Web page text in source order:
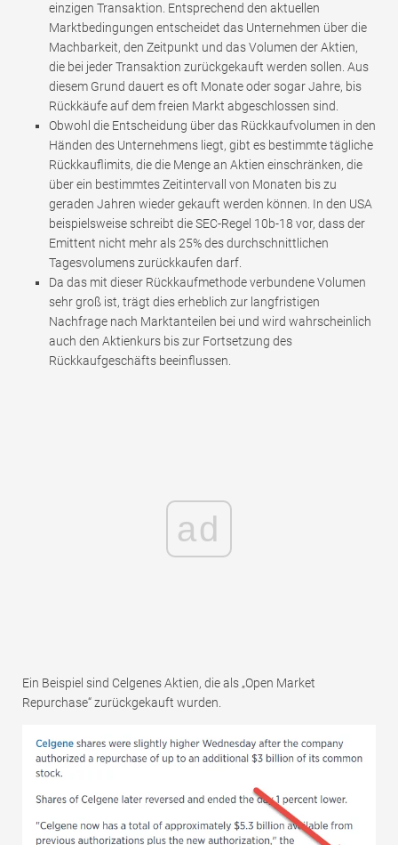
einzigen Transaktion. Entsprechend den aktuellen
Marktbedingungen entscheidet das Unternehmen über die
Machbarkeit, den Zeitpunkt und das Volumen der Aktien,
die bei jeder Transaktion zurückgekauft werden sollen. Aus
diesem Grund dauert es oft Monate oder sogar Jahre, bis
Rückkäufe auf dem freien Markt abgeschlossen sind.
Obwohl die Entscheidung über das Rückkaufvolumen in den
Händen des Unternehmens liegt, gibt es bestimmte tägliche
Rückkauflimits, die die Menge an Aktien einschränken, die
über ein bestimmtes Zeitintervall von Monaten bis zu
geraden Jahren wieder gekauft werden können. In den USA
beispielsweise schreibt die SEC-Regel 10b-18 vor, dass der
Emittent nicht mehr als 25% des durchschnittlichen
Tagesvolumens zurückkaufen darf.
Da das mit dieser Rückkaufmethode verbundene Volumen
sehr groß ist, trägt dies erheblich zur langfristigen
Nachfrage nach Marktanteilen bei und wird wahrscheinlich
auch den Aktienkurs bis zur Fortsetzung des
Rückkaufgeschäfts beeinflussen.
ad
Ein Beispiel sind Celgenes Aktien, die als „Open Market
Repurchase“ zurückgekauft wurden.